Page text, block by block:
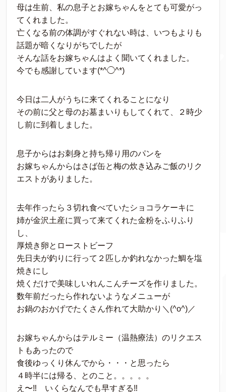
母は生前、私の息子とお嫁ちゃんをとても可愛がっ
てくれました。
亡くなる前の体調がすぐれない時は、いつもよりも
話題が暗くなりがちでしたが
そんな話をお嫁ちゃんはよく聞いてくれました。
今でも感謝しています(*^◯^*)
今日は二人がうちに来てくれることになり
その前に父と母のお墓まいりもしてくれて、２時少
し前に到着しました。
息子からはお刺身と持ち帰り用のパンを
お嫁ちゃんからはさば缶と梅の炊き込みご飯のリク
エストがありました。
去年作ったら３切れ食べていたショコラケーキに
姉が金沢土産に買って来てくれた金粉をふりふり
し、
厚焼き卵とローストビーフ
先日夫が釣りに行って２匹しか釣れなかった鯛を塩
焼きにし
焼くだけで美味しいれんこんチーズを作りました。
数年前だったら作れないようなメニューが
お鍋のおかげでたくさん作れて大助かり＼(^o^)／
お嫁ちゃんからはテルミー（温熱療法）のリクエス
トもあったので
食後ゆっくり休んでから・・・と思ったら
４時半には帰る、とのこと。。。。。
え〜‼︎ いくらなんでも早すぎる‼︎